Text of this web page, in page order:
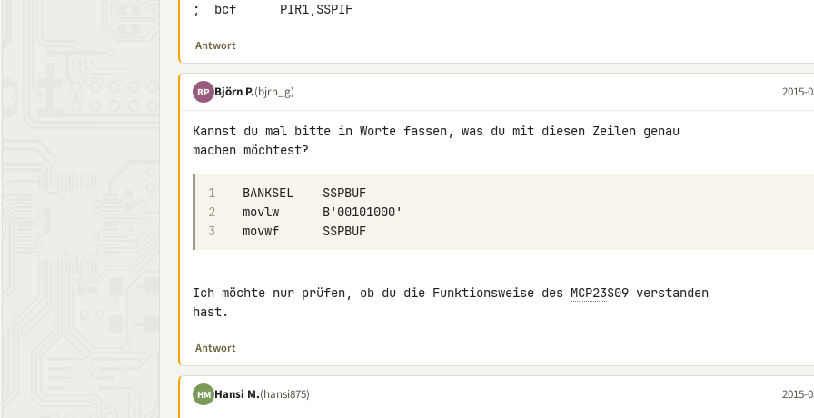
;  bcf      PIR1,SSPIF
Antwort
BP Björn P.(bjrn_g) 2015-
Kannst du mal bitte in Worte fassen, was du mit diesen Zeilen genau
1
2
3
Ich möchte nur prüfen, ob du die Funktionsweise des MCP23S09 verstanden
hast.
Antwort
HM Hansi M.(hansi875) 2015-